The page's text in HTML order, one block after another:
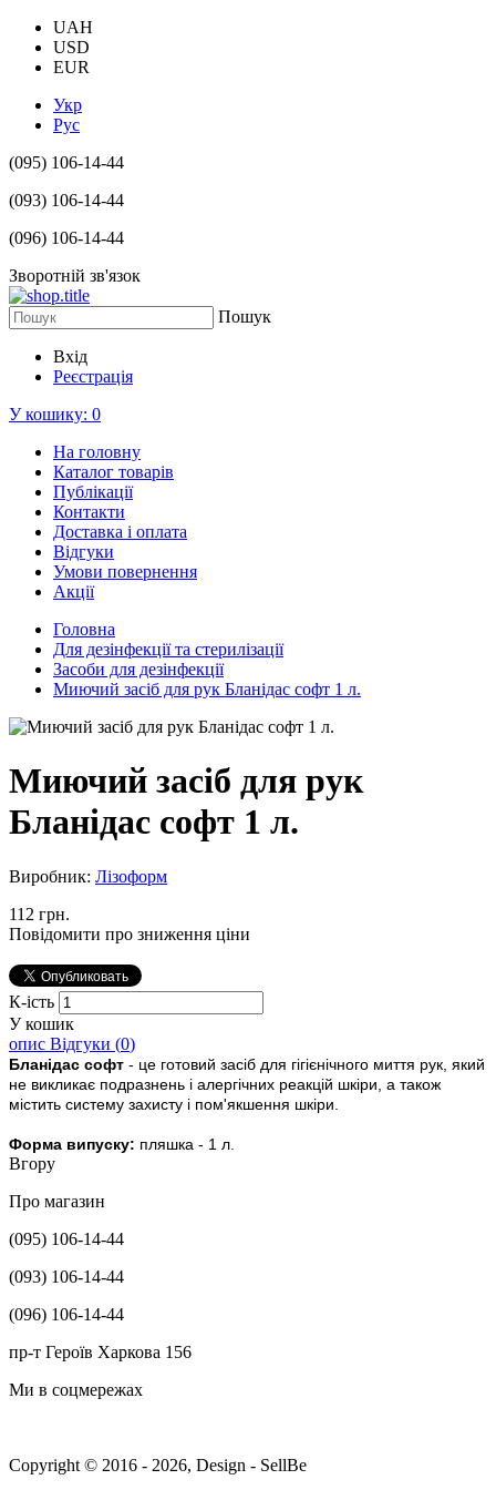
UAH
USD
EUR
Укр
Рус
(095) 106-14-44
(093) 106-14-44
(096) 106-14-44
Зворотній зв'язок
Пошук
Вхід
Реєстрація
У кошику: 0
На головну
Каталог товарів
Публікації
Контакти
Доставка і оплата
Відгуки
Умови повернення
Акції
Головна
Для дезінфекції та стерилізації
Засоби для дезінфекції
Миючий засіб для рук Бланідас софт 1 л.
Миючий засіб для рук
Бланідас софт 1 л.
Виробник: Лізоформ
112 грн.
Повідомити про зниження ціни
К-ість
У кошик
опис Відгуки (0)
Бланідас софт - це готовий засіб для гігієнічного миття рук, який
не викликає подразнень і алергічних реакцій шкіри, а також
містить систему захисту і пом'якшення шкіри.
Форма випуску: пляшка - 1 л.
Вгору
Про магазин
(095) 106-14-44
(093) 106-14-44
(096) 106-14-44
пр-т Героїв Харкова 156
Ми в соцмережах
Copyright © 2016 - 2026, Design - SellBe